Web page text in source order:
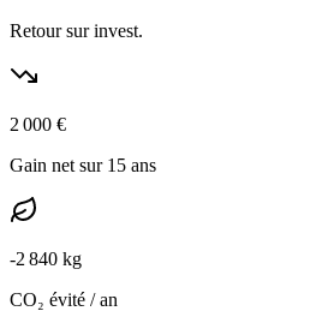
Retour sur invest.
2 000 €
Gain net sur 15 ans
-2 840 kg
CO₂ évité / an